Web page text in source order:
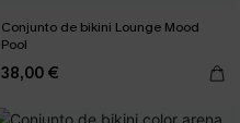
Conjunto de bikini Lounge Mood
Pool
38,00 €